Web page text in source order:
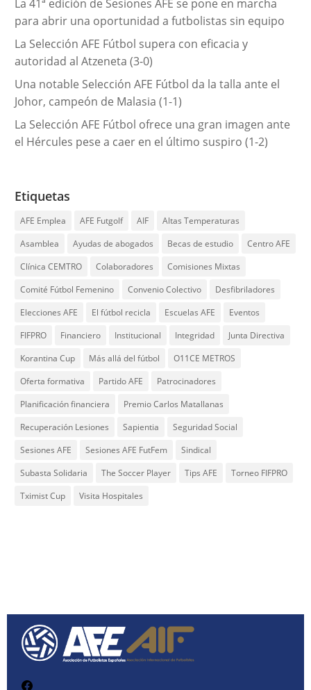
La 41ª edición de Sesiones AFE se pone en marcha
para abrir una oportunidad a futbolistas sin equipo
La Selección AFE Fútbol supera con eficacia y
autoridad al Atzeneta (3-0)
Una notable Selección AFE Fútbol da la talla ante el
Johor, campeón de Malasia (1-1)
La Selección AFE Fútbol ofrece una gran imagen ante
el Hércules pese a caer en el último suspiro (1-2)
Etiquetas
AFE Emplea AFE Futgolf AIF
Altas Temperaturas
Asamblea
Ayudas de abogados Becas de estudio
Centro AFE
Clínica CEMTRO
Colaboradores
Comisiones Mixtas
Comité Fútbol Femenino
Convenio Colectivo
Desfibriladores
Elecciones AFE
El fútbol recicla Escuelas AFE
Eventos
FIFPRO
Financiero Institucional Integridad
Junta Directiva
Korantina Cup
Más allá del fútbol
O11CE METROS
Oferta formativa
Partido AFE
Patrocinadores
Planificación financiera
Premio Carlos Matallanas
Recuperación Lesiones
Sapientia
Seguridad Social
Sesiones AFE
Sesiones AFE FutFem
Sindical
Subasta Solidaria
The Soccer Player Tips AFE
Torneo FIFPRO
Tximist Cup
Visita Hospitales